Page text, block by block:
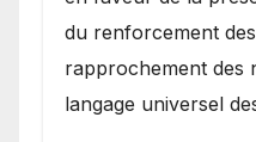
du renforcement
rapprochement des
langage universel